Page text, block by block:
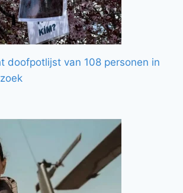
doofpotlijst van 108 personen in